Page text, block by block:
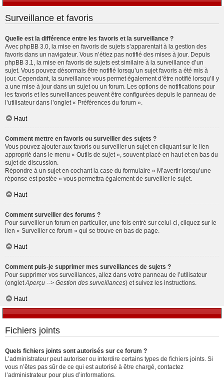
Surveillance et favoris
Quelle est la différence entre les favoris et la surveillance ?
Avec phpBB 3.0, la mise en favoris de sujets s’apparentait à la gestion des
favoris dans un navigateur. Vous n’étiez pas notifié des mises à jour. Depuis
phpBB 3.1, la mise en favoris de sujets est similaire à la surveillance d’un
sujet. Vous pouvez désormais être notifié lorsqu’un sujet favoris a été mis à
jour. Cependant, la surveillance vous permet également d’être notifié lorsqu’il y
a une mise à jour dans un sujet ou un forum. Les options de notifications pour
les favoris et les surveillances peuvent être configurées depuis le panneau de
l’utilisateur dans l’onglet « Préférences du forum ».
Haut
Comment mettre en favoris ou surveiller des sujets ?
Vous pouvez ajouter aux favoris ou surveiller un sujet en cliquant sur le lien
approprié dans le menu « Outils de sujet », souvent placé en haut et en bas du
sujet de discussion.
Répondre à un sujet en cochant la case du formulaire « M’avertir lorsqu’une
réponse est postée » vous permettra également de surveiller le sujet.
Haut
Comment surveiller des forums ?
Pour surveiller un forum en particulier, une fois entré sur celui-ci, cliquez sur le
lien « Surveiller ce forum » qui se trouve en bas de page.
Haut
Comment puis-je supprimer mes surveillances de sujets ?
Pour supprimer vos surveillances, allez dans votre panneau de l’utilisateur
(onglet Aperçu --> Gestion des surveillances) et suivez les instructions.
Haut
Fichiers joints
Quels fichiers joints sont autorisés sur ce forum ?
L’administrateur peut autoriser ou interdire certains types de fichiers joints. Si
vous n’êtes pas sûr de ce qui est autorisé à être chargé, contactez
l’administrateur pour plus d’informations.